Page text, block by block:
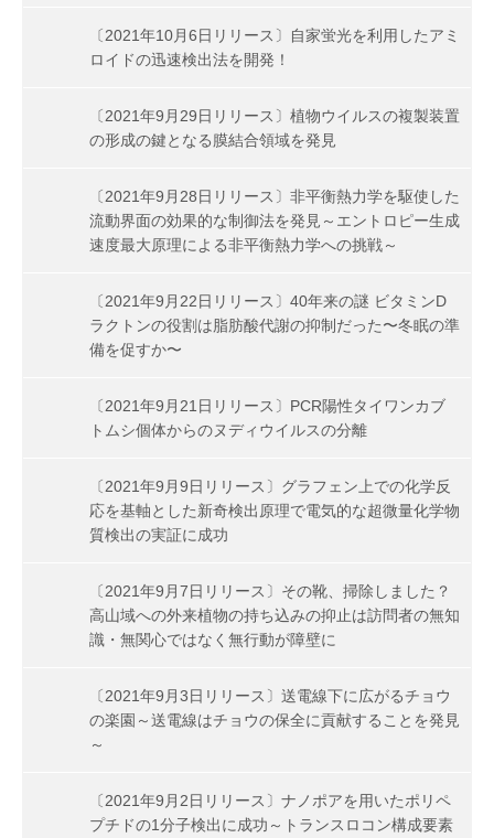
〔2021年10月6日リリース〕自家蛍光を利用したアミ
ロイドの迅速検出法を開発！
〔2021年9月29日リリース〕植物ウイルスの複製装置
の形成の鍵となる膜結合領域を発見
〔2021年9月28日リリース〕非平衡熱力学を駆使した
流動界面の効果的な制御法を発見～エントロピー生成
速度最大原理による非平衡熱力学への挑戦～
〔2021年9月22日リリース〕40年来の謎 ビタミンD
ラクトンの役割は脂肪酸代謝の抑制だった〜冬眠の準
備を促すか〜
〔2021年9月21日リリース〕PCR陽性タイワンカブ
トムシ個体からのヌディウイルスの分離
〔2021年9月9日リリース〕グラフェン上での化学反
応を基軸とした新奇検出原理で電気的な超微量化学物
質検出の実証に成功
〔2021年9月7日リリース〕その靴、掃除しました？
高山域への外来植物の持ち込みの抑止は訪問者の無知
識・無関心ではなく無行動が障壁に
〔2021年9月3日リリース〕送電線下に広がるチョウ
の楽園～送電線はチョウの保全に貢献することを発見
～
〔2021年9月2日リリース〕ナノポアを用いたポリペ
プチドの1分子検出に成功～トランスロコン構成要素